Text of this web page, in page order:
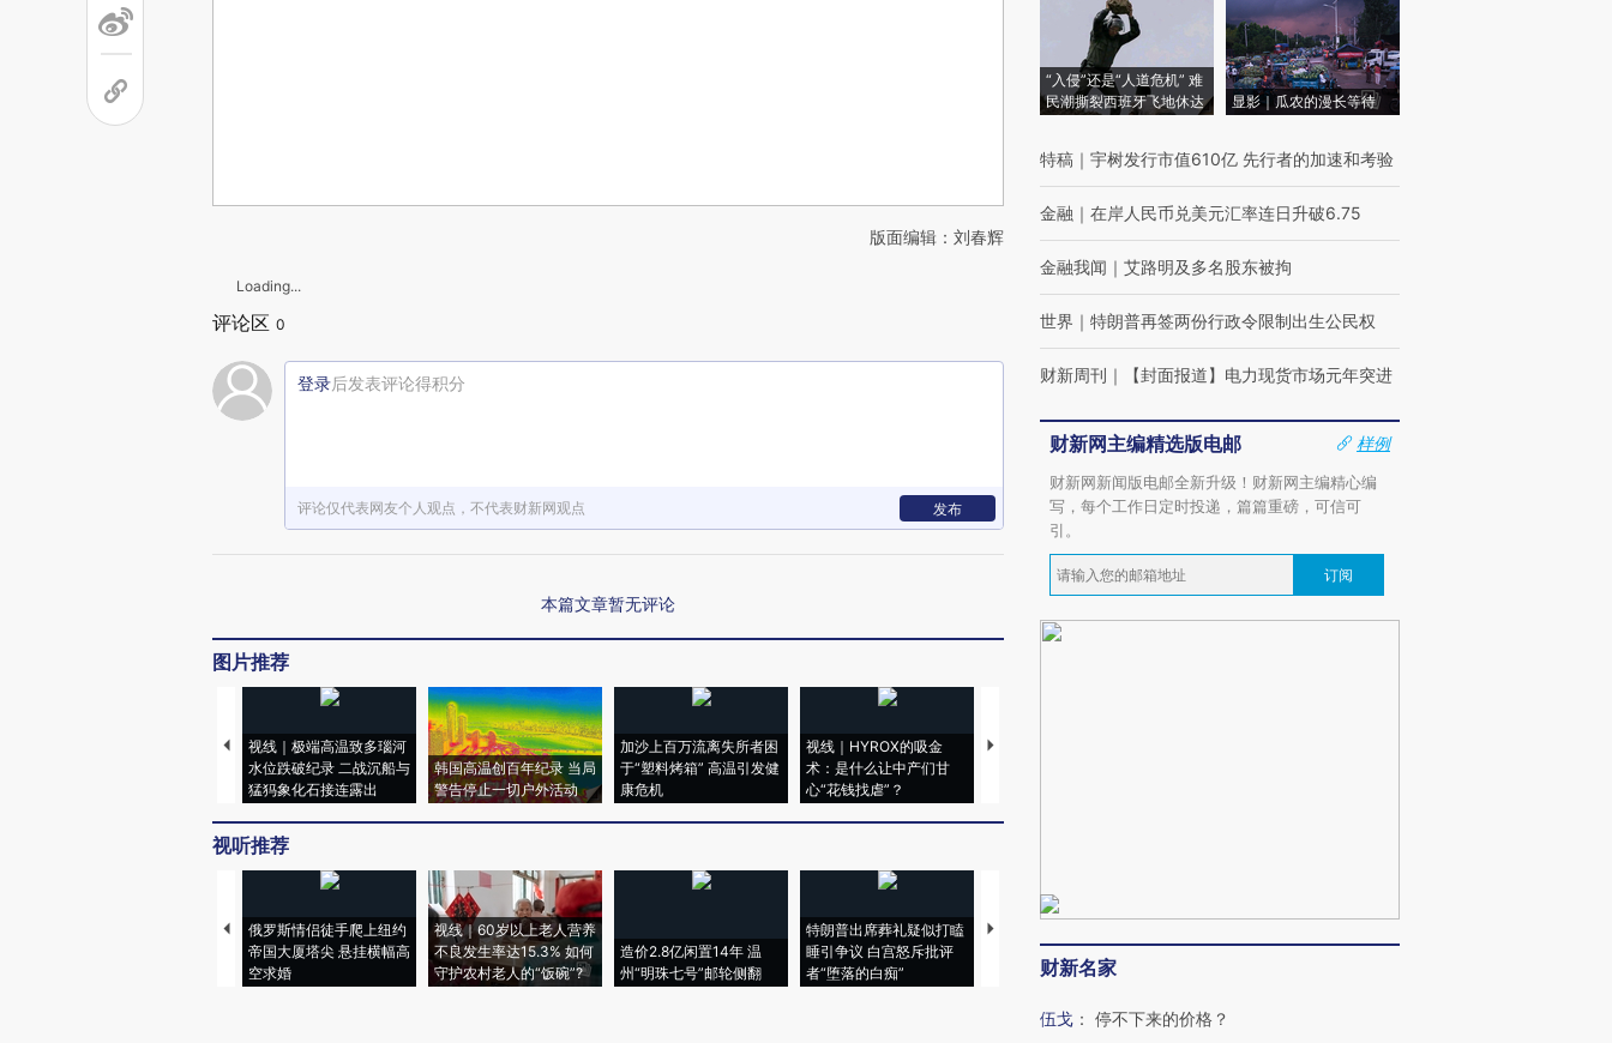
版面编辑：刘春辉
Loading...
评论区 0
登录后发表评论得积分
评论仅代表网友个人观点，不代表财新网观点 发布
本篇文章暂无评论
图片推荐
视线｜极端高温致多瑙河
水位跌破纪录 二战沉船与
猛犸象化石接连露出
韩国高温创百年纪录 当局
警告停止一切户外活动
加沙上百万流离失所者困
于“塑料烤箱” 高温引发健
康危机
视线｜HYROX的吸金
术：是什么让中产们甘
心“花钱找虐”？
马航飞行员跨国走私7万
视听推荐
俄罗斯情侣徒手爬上纽约
帝国大厦塔尖 悬挂横幅高
空求婚
视线｜60岁以上老人营养
不良发生率达15.3% 如何
守护农村老人的“饭碗”?
造价2.8亿闲置14年 温
州“明珠七号”邮轮侧翻
特朗普出席葬礼疑似打瞌
睡引争议 白宫怒斥批评
者“堕落的白痴”
视线｜全球最热百城独占
97个 印度如何熬过48°C
38岁梅西上演帽子戏法
围棋失利的邓煜 两位菲尔
“入侵”还是“人道危机” 难
民潮撕裂西班牙飞地休达
显影｜瓜农的漫长等待
特稿 ｜ 宇树发行市值610亿 先行者的加速和考验
金融 ｜ 在岸人民币兑美元汇率连日升破6.75
金融我闻 ｜ 艾路明及多名股东被拘
世界 ｜ 特朗普再签两份行政令限制出生公民权
财新周刊 ｜ 【封面报道】电力现货市场元年突进
财新网主编精选版电邮
样例
财新网新闻版电邮全新升级！财新网主编精心编
写，每个工作日定时投递，篇篇重磅，可信可
引。
订阅
财新名家
伍戈 ： 停不下来的价格？